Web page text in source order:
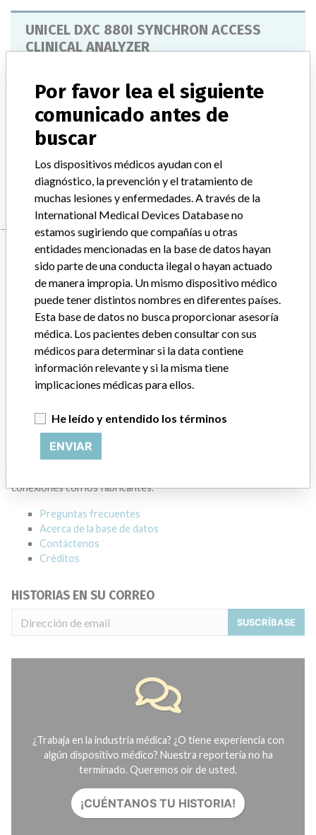
UNICEL DXC 880I SYNCHRON ACCESS
CLINICAL ANALYZER
Descripción del producto
UNICEL DXC 880I SYNCHRON ACESS CLIN SYS
Manufacturer BECKMAN COULTER CANADA L.P.
Manufacturer
BECKMAN COULTER CANADA L.P.
Dirección del fabricante MISSISSAUGA
Empresa matriz del fabricante (2017) Danaher Corporation
ACERCA DE LA BASE DE DATOS
Explore más de 120,000 registros de retiros, alertas y
conexiones con los fabricantes.
Preguntas frecuentes
Acerca de la base de datos
Contáctenos
Créditos
HISTORIAS EN SU CORREO
SUSCRÍBASE
¿Trabaja en la industria médica? ¿O tiene experiencia con
algún dispositivo médico? Nuestra reportería no ha
terminado. Queremos oír de usted.
¡CUÉNTANOS TU HISTORIA!
Por favor lea el siguiente
comunicado antes de
buscar
Los dispositivos médicos ayudan con el
diagnóstico, la prevención y el tratamiento de
muchas lesiones y enfermedades. A través de la
International Medical Devices Database no
estamos sugiriendo que compañías u otras
entidades mencionadas en la base de datos hayan
sido parte de una conducta ilegal o hayan actuado
de manera impropia. Un mismo dispositivo médico
puede tener distintos nombres en diferentes países.
Esta base de datos no busca proporcionar asesoría
médica. Los pacientes deben consultar con sus
médicos para determinar si la data contiene
información relevante y si la misma tiene
implicaciones médicas para ellos.
He leído y entendido los términos
ENVIAR